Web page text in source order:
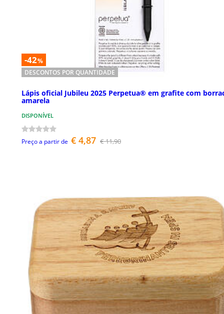
-42%
DESCONTOS POR QUANTIDADE
Lápis oficial Jubileu 2025 Perpetua® em grafite com
amarela
DISPONÍVEL
Preço a partir de € 4,87 € 11,90